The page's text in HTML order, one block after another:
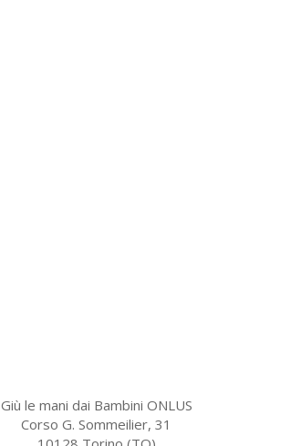
Giù le mani dai Bambini ONLUS
Corso G. Sommeilier, 31